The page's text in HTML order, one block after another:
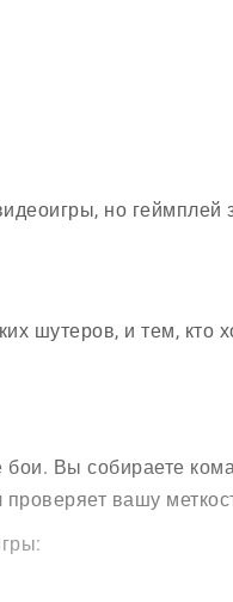
но
шутеров, и тем, кто
Вы собираете
вашу